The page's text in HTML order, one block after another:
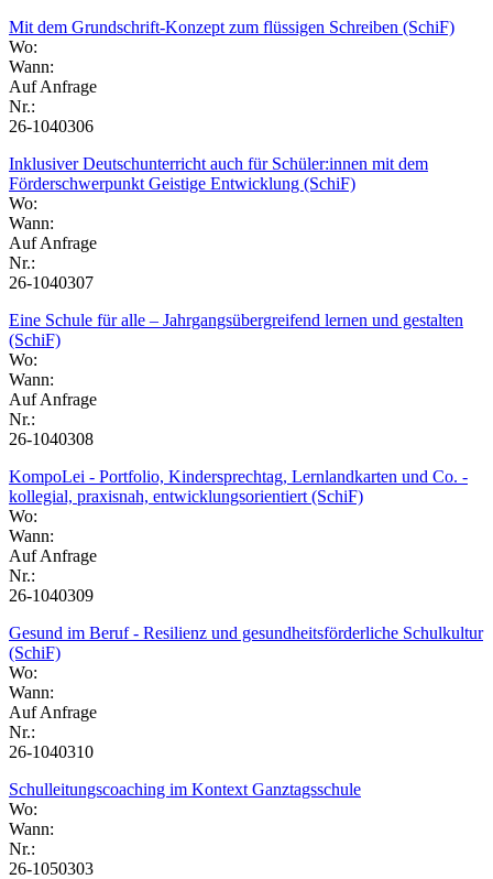
Mit dem Grundschrift-Konzept zum flüssigen Schreiben (SchiF)
Wo:
Wann:
Auf Anfrage
Nr.:
26-1040306
Inklusiver Deutschunterricht auch für Schüler:innen mit dem
Förderschwerpunkt Geistige Entwicklung (SchiF)
Wo:
Wann:
Auf Anfrage
Nr.:
26-1040307
Eine Schule für alle – Jahrgangsübergreifend lernen und gestalten
(SchiF)
Wo:
Wann:
Auf Anfrage
Nr.:
26-1040308
KompoLei - Portfolio, Kindersprechtag, Lernlandkarten und Co. -
kollegial, praxisnah, entwicklungsorientiert (SchiF)
Wo:
Wann:
Auf Anfrage
Nr.:
26-1040309
Gesund im Beruf - Resilienz und gesundheitsförderliche Schulkultur
(SchiF)
Wo:
Wann:
Auf Anfrage
Nr.:
26-1040310
Schulleitungscoaching im Kontext Ganztagsschule
Wo:
Wann:
Nr.:
26-1050303